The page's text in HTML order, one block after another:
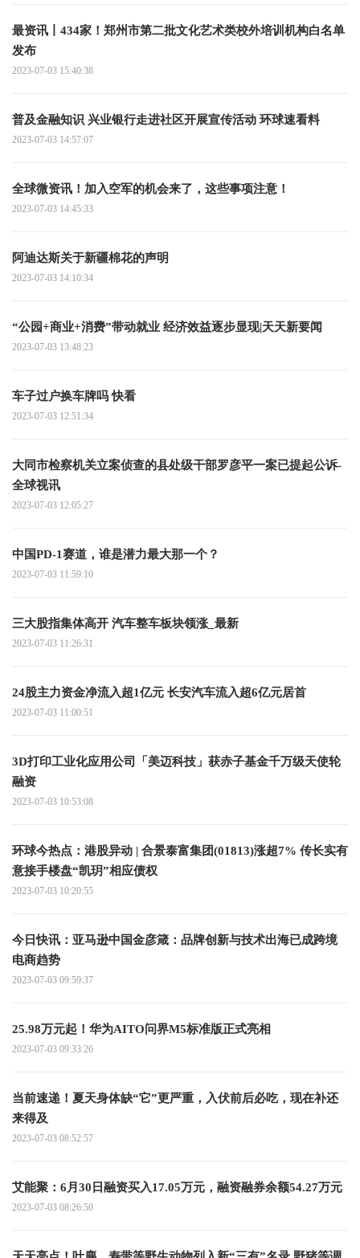
最资讯丨434家！郑州市第二批文化艺术类校外培训机构白名单
发布
2023-07-03 15:40:38
普及金融知识 兴业银行走进社区开展宣传活动 环球速看料
2023-07-03 14:57:07
全球微资讯！加入空军的机会来了，这些事项注意！
2023-07-03 14:45:33
阿迪达斯关于新疆棉花的声明
2023-07-03 14:10:34
“公园+商业+消费”带动就业 经济效益逐步显现|天天新要闻
2023-07-03 13:48:23
车子过户换车牌吗 快看
2023-07-03 12:51:34
大同市检察机关立案侦查的县处级干部罗彦平一案已提起公诉-
全球视讯
2023-07-03 12:05:27
中国PD-1赛道，谁是潜力最大那一个？
2023-07-03 11:59:10
三大股指集体高开 汽车整车板块领涨_最新
2023-07-03 11:26:31
24股主力资金净流入超1亿元 长安汽车流入超6亿元居首
2023-07-03 11:00:51
3D打印工业化应用公司「美迈科技」获赤子基金千万级天使轮
融资
2023-07-03 10:53:08
环球今热点：港股异动 | 合景泰富集团(01813)涨超7% 传长实有
意接手楼盘“凯玥”相应债权
2023-07-03 10:20:55
今日快讯：亚马逊中国金彦箴：品牌创新与技术出海已成跨境
电商趋势
2023-07-03 09:59:37
25.98万元起！华为AITO问界M5标准版正式亮相
2023-07-03 09:33:26
当前速递！夏天身体缺“它”更严重，入伏前后必吃，现在补还
来得及
2023-07-03 08:52:57
艾能聚：6月30日融资买入17.05万元，融资融券余额54.27万元
2023-07-03 08:26:50